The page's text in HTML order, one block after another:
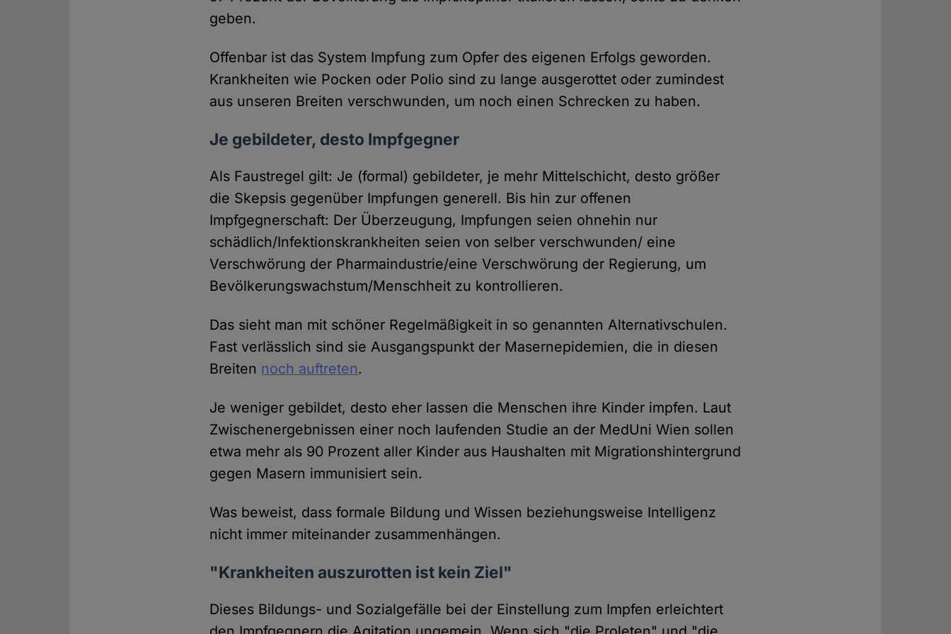
geben.
Offenbar ist das System Impfung zum Opfer des eigenen Erfolgs geworden.
Krankheiten wie Pocken oder Polio sind zu lange ausgerottet oder zumindest
aus unseren Breiten verschwunden, um noch einen Schrecken zu haben.
Je gebildeter, desto Impfgegner
Als Faustregel gilt: Je (formal) gebildeter, je mehr Mittelschicht, desto größer
die Skepsis gegenüber Impfungen generell. Bis hin zur offenen
Impfgegnerschaft: Der Überzeugung, Impfungen seien ohnehin nur
schädlich/Infektionskrankheiten seien von selber verschwunden/ eine
Verschwörung der Pharmaindustrie/eine Verschwörung der Regierung, um
Bevölkerungswachstum/Menschheit zu kontrollieren.
Das sieht man mit schöner Regelmäßigkeit in so genannten Alternativschulen.
Fast verlässlich sind sie Ausgangspunkt der Masernepidemien, die in diesen
Breiten noch auftreten.
Je weniger gebildet, desto eher lassen die Menschen ihre Kinder impfen. Laut
Zwischenergebnissen einer noch laufenden Studie an der MedUni Wien sollen
etwa mehr als 90 Prozent aller Kinder aus Haushalten mit Migrationshintergrund
gegen Masern immunisiert sein.
Was beweist, dass formale Bildung und Wissen beziehungsweise Intelligenz
nicht immer miteinander zusammenhängen.
"Krankheiten auszurotten ist kein Ziel"
Dieses Bildungs- und Sozialgefälle bei der Einstellung zum Impfen erleichtert